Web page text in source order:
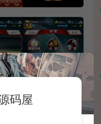
码屋